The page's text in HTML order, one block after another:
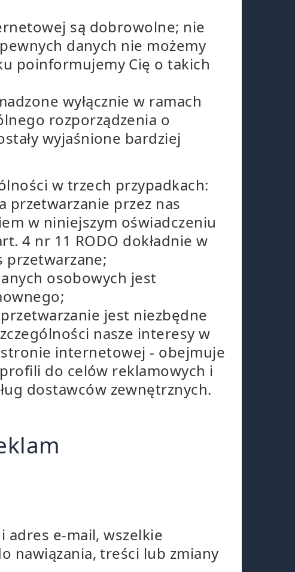
są dobrowolne; nie
danych nie możemy
poinformujemy Cię o takich
wyłącznie w ramach
rozporządzenia o
wyjaśnione bardziej
w trzech przypadkach:
przetwarzanie przez nas
w niniejszym oświadczeniu
4 nr 11 RODO dokładnie w
przetwarzane;
osobowych jest
jest niezbędne
nasze interesy w
stronie internetowej - obejmuje
do celów reklamowych i
dostawców zewnętrznych.
adres e-mail, wszelkie
nawiązania, treści lub zmiany